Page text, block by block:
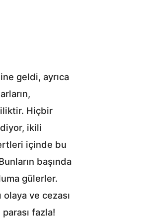
geldi, ayrıca
Hiçbir
ikili
içinde bu
başında
gülerler.
ve cezası
fazla!